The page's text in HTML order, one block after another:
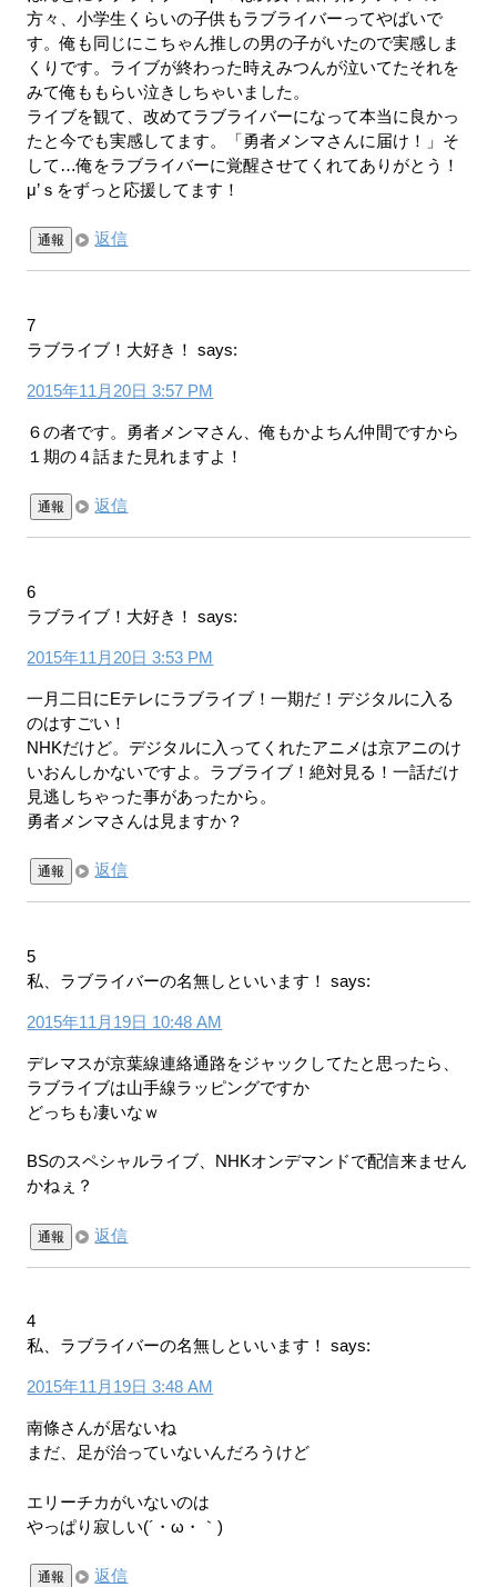
方々、小学生くらいの子供もラブライバーってやばいで
す。俺も同じにこちゃん推しの男の子がいたので実感しま
くりです。ライブが終わった時えみつんが泣いてたそれを
みて俺ももらい泣きしちゃいました。
ライブを観て、改めてラブライバーになって本当に良かっ
たと今でも実感してます。「勇者メンマさんに届け！」そ
して…俺をラブライバーに覚醒させてくれてありがとう！
μ’ｓをずっと応援してます！
通報 返信
7
ラブライブ！大好き！
says:
2015年11月20日 3:57 PM
６の者です。勇者メンマさん、俺もかよちん仲間ですから
１期の４話また見れますよ！
通報 返信
6
ラブライブ！大好き！
says:
2015年11月20日 3:53 PM
一月二日にEテレにラブライブ！一期だ！デジタルに入る
のはすごい！
NHKだけど。デジタルに入ってくれたアニメは京アニのけ
いおんしかないですよ。ラブライブ！絶対見る！一話だけ
見逃しちゃった事があったから。
勇者メンマさんは見ますか？
通報 返信
5
私、ラブライバーの名無しといいます！
says:
2015年11月19日 10:48 AM
デレマスが京葉線連絡通路をジャックしてたと思ったら、
ラブライブは山手線ラッピングですか
どっちも凄いなｗ
BSのスペシャルライブ、NHKオンデマンドで配信来ません
かねぇ？
通報 返信
4
私、ラブライバーの名無しといいます！
says:
2015年11月19日 3:48 AM
南條さんが居ないね
まだ、足が治っていないんだろうけど
エリーチカがいないのは
やっぱり寂しい(´・ω・｀)
通報 返信